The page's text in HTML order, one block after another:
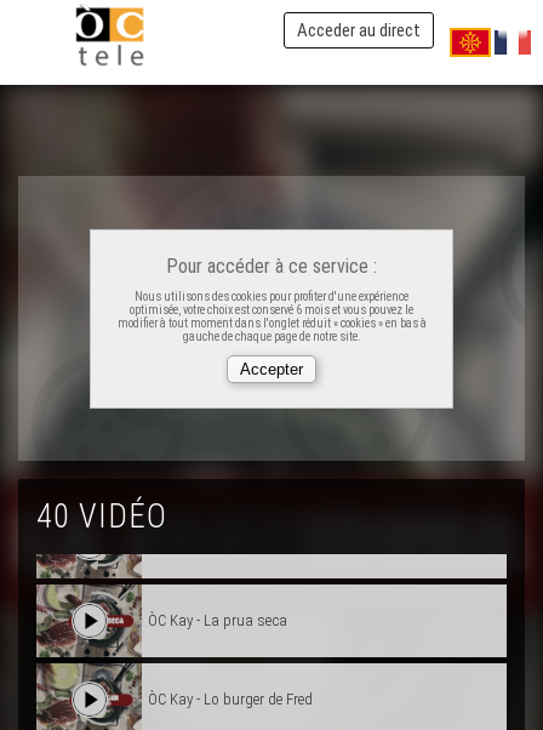
Acceder au direct
Pour accéder à ce service :
Nous utilisons des cookies pour profiter d'une expérience
optimisée, votre choix est conservé 6 mois et vous pouvez le
modifier à tout moment dans l'onglet réduit « cookies » en bas à
gauche de chaque page de notre site.
40 VIDÉO
ÒC Kay - La garbura
ÒC Kay - La farcidura
ÒC Kay - Salmi de palomas
ÒC Kay - Las trufas
ÒC Kay - La prua seca
ÒC Kay - Lo burger de Fred